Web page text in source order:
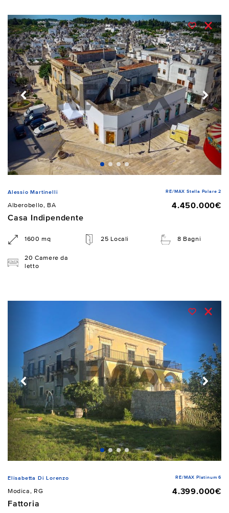
Alessio Martinelli RE/MAX Stella Polare 2
Alberobello, BA
4.450.000€
Casa Indipendente
1600 mq 25 Locali 8 Bagni
20 Camere da
letto
Elisabetta Di Lorenzo RE/MAX Platinum 6
Modica, RG
4.399.000€
Fattoria